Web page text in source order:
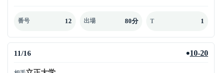
番号 12 出場 80分 T 1
11/16 ●10-20